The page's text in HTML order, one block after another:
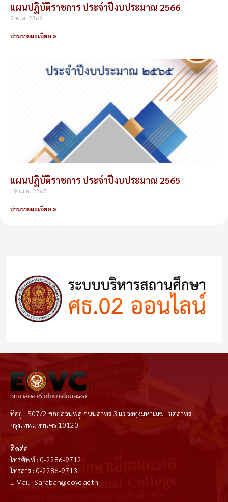
แผนปฏิบัติราชการ ประจำปีงบประมาณ 2566
2 พ.ค. 2566
อ่านรายละเอียด »
แผนปฏิบัติราชการ ประจำปีงบประมาณ 2565
19 เม.ย. 2565
อ่านรายละเอียด »
ที่อยู่ : 507/2 ซอยสวนพลู ถนนสาทร 3 แขวงทุ่งมหาเมฆ เขตสาทร
กรุงเทพมหานคร 10120
ติดต่อ
โทรศัพท์ : 0-2286-9712
โทรสาร : 0-2286-9713
E-Mail : Saraban@eovc.ac.th